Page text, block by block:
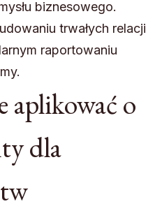
biznesowego.
trwałych relacji
raportowaniu
aplikować o
dla